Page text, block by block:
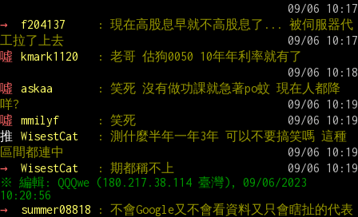
→ f204137
: 現在高股息早就不高股息了... 被伺服器代
工拉了上去
噓
kmark1120 : 老哥 估狗0050 10年年利率就有了
噓 askaa
: 笑死 沒有做功課就急著po蚊 現在人都降
咩?
噓
mmilyf
: 笑死
推
WisestCat
: 測什麼半年一年3年 可以不要搞笑嗎 這種
區間都連中
→
WisestCat
: 期都稱不上
※ 編輯: QQQwe (180.217.38.114 臺灣), 09/06/2023
→
summer08818 : 不會Google又不會看資料又只會瞎扯的代表